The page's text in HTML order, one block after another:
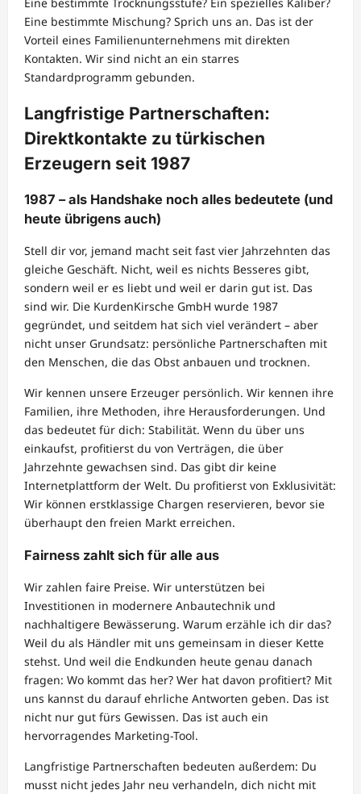
Eine bestimmte Mischung? Sprich uns an. Das ist der
Vorteil eines Familienunternehmens mit direkten
Kontakten. Wir sind nicht an ein starres
Standardprogramm gebunden.
Langfristige Partnerschaften:
Direktkontakte zu türkischen
Erzeugern seit 1987
1987 – als Handshake noch alles bedeutete (und
heute übrigens auch)
Stell dir vor, jemand macht seit fast vier Jahrzehnten das
gleiche Geschäft. Nicht, weil es nichts Besseres gibt,
sondern weil er es liebt und weil er darin gut ist. Das
sind wir. Die KurdenKirsche GmbH wurde 1987
gegründet, und seitdem hat sich viel verändert – aber
nicht unser Grundsatz: persönliche Partnerschaften mit
den Menschen, die das Obst anbauen und trocknen.
Wir kennen unsere Erzeuger persönlich. Wir kennen ihre
Familien, ihre Methoden, ihre Herausforderungen. Und
das bedeutet für dich: Stabilität. Wenn du über uns
einkaufst, profitierst du von Verträgen, die über
Jahrzehnte gewachsen sind. Das gibt dir keine
Internetplattform der Welt. Du profitierst von Exklusivität:
Wir können erstklassige Chargen reservieren, bevor sie
überhaupt den freien Markt erreichen.
Fairness zahlt sich für alle aus
Wir zahlen faire Preise. Wir unterstützen bei
Investitionen in modernere Anbautechnik und
nachhaltigere Bewässerung. Warum erzähle ich dir das?
Weil du als Händler mit uns gemeinsam in dieser Kette
stehst. Und weil die Endkunden heute genau danach
fragen: Wo kommt das her? Wer hat davon profitiert? Mit
uns kannst du darauf ehrliche Antworten geben. Das ist
nicht nur gut fürs Gewissen. Das ist auch ein
hervorragendes Marketing-Tool.
Langfristige Partnerschaften bedeuten außerdem: Du
musst nicht jedes Jahr neu verhandeln, dich nicht mit